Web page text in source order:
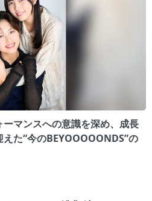
マンスへの意識を深め、成長
た“今のBEYOOOOONDS”の